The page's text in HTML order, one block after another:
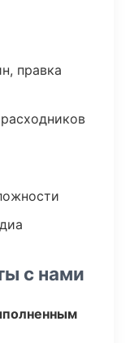
правка
с нами